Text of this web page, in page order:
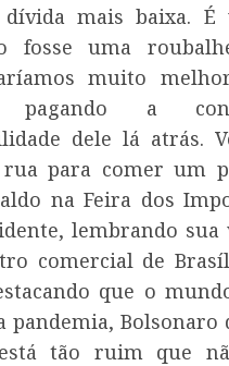
mais baixa. É
fosse uma
muito
pagando a
dele lá atrás.
para comer um
na Feira dos
lembrando sua
comercial de
que o
pandemia, Bolsonaro
tão ruim que